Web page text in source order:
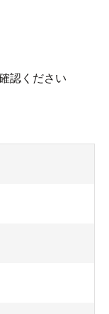
うですが
ので要注意
認ください